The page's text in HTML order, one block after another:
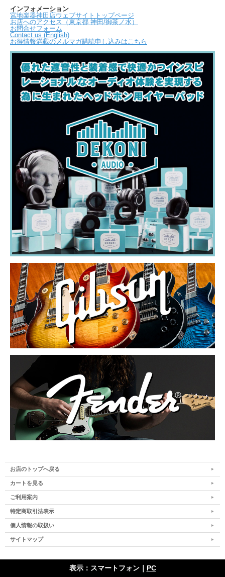
インフォメーション
宮地楽器神田店ウェブサイトトップページ
お店へのアクセス（東京都 神田/御茶ノ水）
お問合せフォーム
Contact us (English)
お得情報満載のメルマガ購読申し込みはこちら
お店のトップへ戻る
カートを見る
ご利用案内
特定商取引法表示
個人情報の取扱い
サイトマップ
表示：スマートフォン｜ PC